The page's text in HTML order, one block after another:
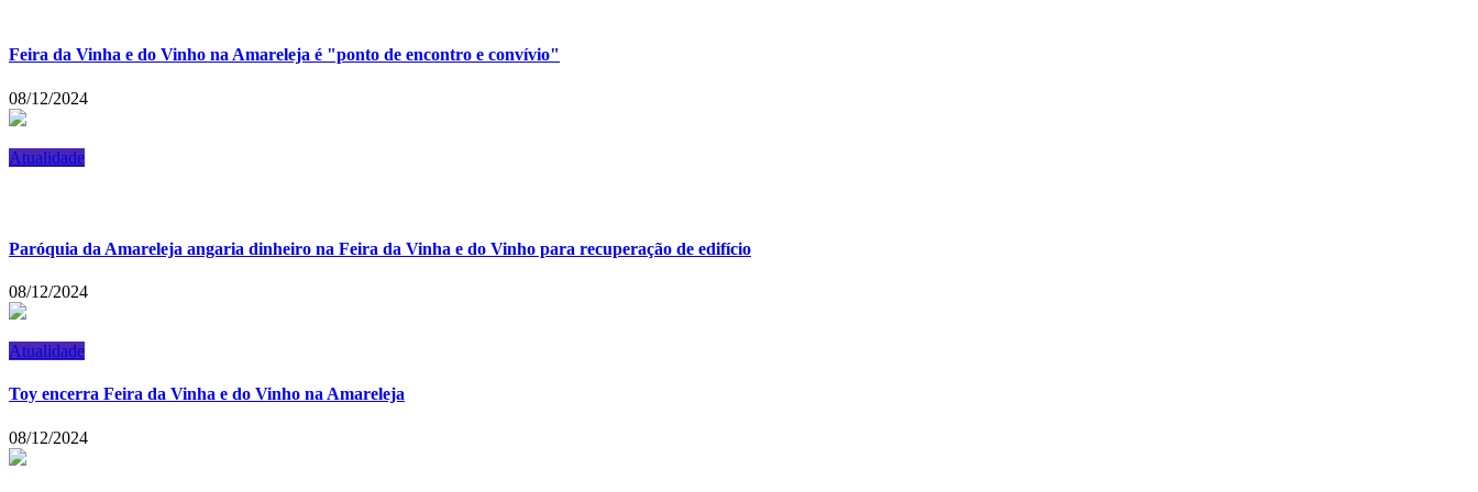
Feira da Vinha e do Vinho na Amareleja é "ponto de encontro e convívio"
08/12/2024
Atualidade
Paróquia da Amareleja angaria dinheiro na Feira da Vinha e do Vinho para recuperação de edifício
08/12/2024
Atualidade
Toy encerra Feira da Vinha e do Vinho na Amareleja
08/12/2024